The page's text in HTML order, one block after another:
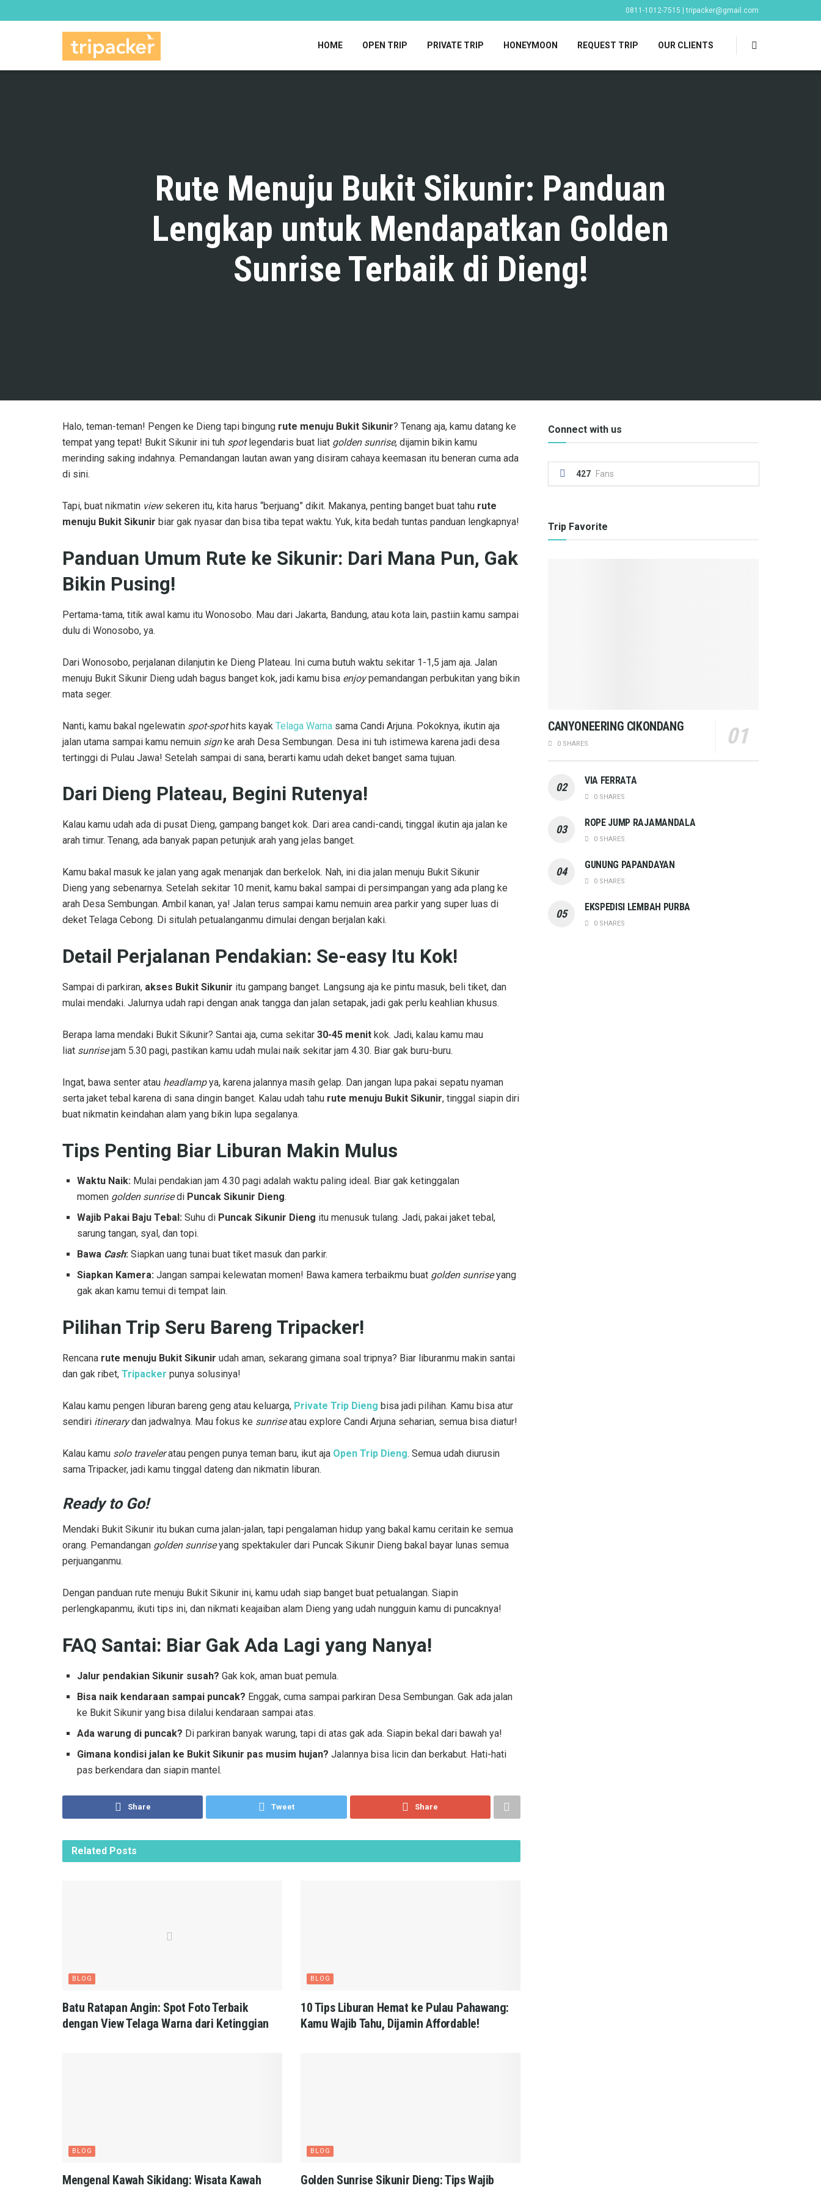
0811-1012-7515 | tripacker@gmail.com
HOME OPEN TRIP PRIVATE TRIP HONEYMOON REQUEST TRIP OUR CLIENTS
Rute Menuju Bukit Sikunir: Panduan
Lengkap untuk Mendapatkan Golden
Sunrise Terbaik di Dieng!
Halo, teman-teman! Pengen ke Dieng tapi bingung rute menuju Bukit Sikunir? Tenang aja, kamu datang ke
tempat yang tepat! Bukit Sikunir ini tuh spotlegendaris buat liat golden sunrise, dijamin bikin kamu
merinding saking indahnya. Pemandangan lautan awan yang disiram cahaya keemasan itu beneran cuma ada
di sini.
Tapi, buat nikmatin viewsekeren itu, kita harus “berjuang” dikit. Makanya, penting banget buat tahu rute
menuju Bukit Sikunir biar gak nyasar dan bisa tiba tepat waktu. Yuk, kita bedah tuntas panduan lengkapnya!
Panduan Umum Rute ke Sikunir: Dari Mana Pun, Gak
Bikin Pusing!
Pertama-tama, titik awal kamu itu Wonosobo. Mau dari Jakarta, Bandung, atau kota lain, pastiin kamu sampai
dulu di Wonosobo, ya.
Dari Wonosobo, perjalanan dilanjutin ke Dieng Plateau. Ini cuma butuh waktu sekitar 1-1,5 jam aja. Jalan
menuju Bukit Sikunir Dieng udah bagus banget kok, jadi kamu bisa enjoypemandangan perbukitan yang bikin
mata seger.
Nanti, kamu bakal ngelewatin spot-spothits kayak Telaga Warna sama Candi Arjuna. Pokoknya, ikutin aja
jalan utama sampai kamu nemuin signke arah Desa Sembungan. Desa ini tuh istimewa karena jadi desa
tertinggi di Pulau Jawa! Setelah sampai di sana, berarti kamu udah deket banget sama tujuan.
Dari Dieng Plateau, Begini Rutenya!
Kalau kamu udah ada di pusat Dieng, gampang banget kok. Dari area candi-candi, tinggal ikutin aja jalan ke
arah timur. Tenang, ada banyak papan petunjuk arah yang jelas banget.
Kamu bakal masuk ke jalan yang agak menanjak dan berkelok. Nah, ini dia jalan menuju Bukit Sikunir
Dieng yang sebenarnya. Setelah sekitar 10 menit, kamu bakal sampai di persimpangan yang ada plang ke
arah Desa Sembungan. Ambil kanan, ya! Jalan terus sampai kamu nemuin area parkir yang super luas di
deket Telaga Cebong. Di situlah petualanganmu dimulai dengan berjalan kaki.
Detail Perjalanan Pendakian: Se-easy Itu Kok!
Sampai di parkiran, akses Bukit Sikunir itu gampang banget. Langsung aja ke pintu masuk, beli tiket, dan
mulai mendaki. Jalurnya udah rapi dengan anak tangga dan jalan setapak, jadi gak perlu keahlian khusus.
Berapa lama mendaki Bukit Sikunir? Santai aja, cuma sekitar 30-45 menit kok. Jadi, kalau kamu mau
liat sunrisejam 5.30 pagi, pastikan kamu udah mulai naik sekitar jam 4.30. Biar gak buru-buru.
Ingat, bawa senter atau headlampya, karena jalannya masih gelap. Dan jangan lupa pakai sepatu nyaman
serta jaket tebal karena di sana dingin banget. Kalau udah tahu rute menuju Bukit Sikunir, tinggal siapin diri
buat nikmatin keindahan alam yang bikin lupa segalanya.
Tips Penting Biar Liburan Makin Mulus
Waktu Naik: Mulai pendakian jam 4.30 pagi adalah waktu paling ideal. Biar gak ketinggalan
momen golden sunrisedi Puncak Sikunir Dieng.
Wajib Pakai Baju Tebal: Suhu di Puncak Sikunir Dieng itu menusuk tulang. Jadi, pakai jaket tebal,
sarung tangan, syal, dan topi.
Bawa Cash: Siapkan uang tunai buat tiket masuk dan parkir.
Siapkan Kamera: Jangan sampai kelewatan momen! Bawa kamera terbaikmu buat golden sunriseyang
gak akan kamu temui di tempat lain.
Pilihan Trip Seru Bareng Tripacker!
Rencana rute menuju Bukit Sikunir udah aman, sekarang gimana soal tripnya? Biar liburanmu makin santai
dan gak ribet, Tripacker punya solusinya!
Kalau kamu pengen liburan bareng geng atau keluarga, Private Trip Dieng bisa jadi pilihan. Kamu bisa atur
sendiri itinerarydan jadwalnya. Mau fokus ke sunriseatau explore Candi Arjuna seharian, semua bisa diatur!
Kalau kamu solo traveleratau pengen punya teman baru, ikut aja Open Trip Dieng. Semua udah diurusin
sama Tripacker, jadi kamu tinggal dateng dan nikmatin liburan.
Ready to Go!
Mendaki Bukit Sikunir itu bukan cuma jalan-jalan, tapi pengalaman hidup yang bakal kamu ceritain ke semua
orang. Pemandangan golden sunriseyang spektakuler dari Puncak Sikunir Dieng bakal bayar lunas semua
perjuanganmu.
Dengan panduan rute menuju Bukit Sikunir ini, kamu udah siap banget buat petualangan. Siapin
perlengkapanmu, ikuti tips ini, dan nikmati keajaiban alam Dieng yang udah nungguin kamu di puncaknya!
FAQ Santai: Biar Gak Ada Lagi yang Nanya!
Jalur pendakian Sikunir susah? Gak kok, aman buat pemula.
Bisa naik kendaraan sampai puncak? Enggak, cuma sampai parkiran Desa Sembungan. Gak ada jalan
ke Bukit Sikunir yang bisa dilalui kendaraan sampai atas.
Ada warung di puncak? Di parkiran banyak warung, tapi di atas gak ada. Siapin bekal dari bawah ya!
Gimana kondisi jalan ke Bukit Sikunir pas musim hujan? Jalannya bisa licin dan berkabut. Hati-hati
pas berkendara dan siapin mantel.
Share Tweet Share
Related Posts
BLOG
Batu Ratapan Angin: Spot Foto Terbaik
dengan View Telaga Warna dari Ketinggian
BLOG
10 Tips Liburan Hemat ke Pulau Pahawang:
Kamu Wajib Tahu, Dijamin Affordable!
BLOG
Mengenal Kawah Sikidang: Wisata Kawah
BLOG
Golden Sunrise Sikunir Dieng: Tips Wajib
Connect with us
427 Fans
Trip Favorite
CANYONEERING CIKONDANG
0 SHARES
VIA FERRATA
0 SHARES
ROPE JUMP RAJAMANDALA
0 SHARES
GUNUNG PAPANDAYAN
0 SHARES
EKSPEDISI LEMBAH PURBA
0 SHARES